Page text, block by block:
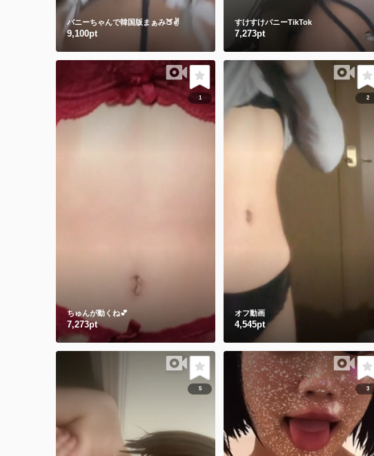
バニーちゃんで韓国版まぁみ🍑✌️
9,100pt
すけすけバニーTikTok
7,273pt
1
ちゅんが動くね💕︎
7,273pt
2
オフ動画
4,545pt
5 3